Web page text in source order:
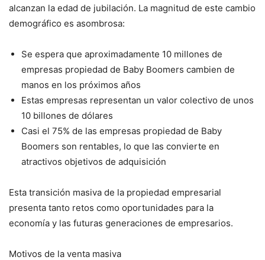
alcanzan la edad de jubilación. La magnitud de este cambio
demográfico es asombrosa:
Se espera que aproximadamente 10 millones de
empresas propiedad de Baby Boomers cambien de
manos en los próximos años
Estas empresas representan un valor colectivo de unos
10 billones de dólares
Casi el 75% de las empresas propiedad de Baby
Boomers son rentables, lo que las convierte en
atractivos objetivos de adquisición
Esta transición masiva de la propiedad empresarial
presenta tanto retos como oportunidades para la
economía y las futuras generaciones de empresarios.
Motivos de la venta masiva